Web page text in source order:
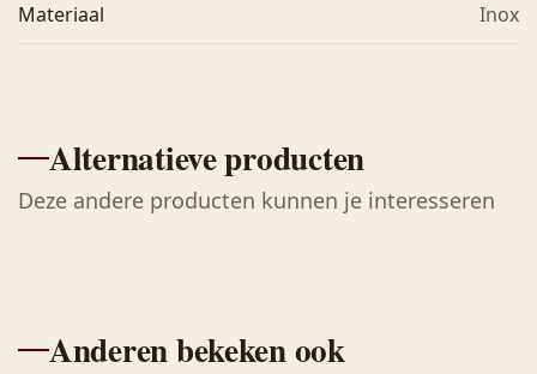
Materiaal Inox
Alternatieve producten
Deze andere producten kunnen je interesseren
Anderen bekeken ook